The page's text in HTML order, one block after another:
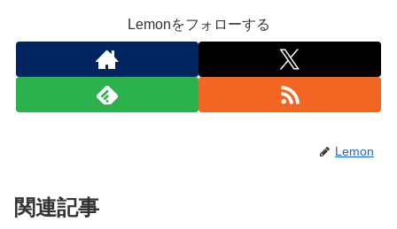
Lemonをフォローする
Lemon
関連記事